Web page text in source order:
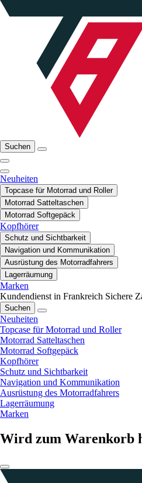
Suchen
Neuheiten
Topcase für Motorrad und Roller
Motorrad Satteltaschen
Motorrad Softgepäck
Kopfhörer
Schutz und Sichtbarkeit
Navigation und Kommunikation
Ausrüstung des Motorradfahrers
Lagerräumung
Marken
Kundendienst in Frankreich Sichere
Suchen
Neuheiten
Topcase für Motorrad und Roller
Motorrad Satteltaschen
Motorrad Softgepäck
Kopfhörer
Schutz und Sichtbarkeit
Navigation und Kommunikation
Ausrüstung des Motorradfahrers
Lagerräumung
Marken
Wird zum Warenkorb